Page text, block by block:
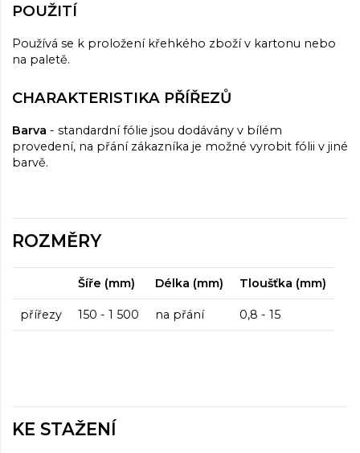
POUŽITÍ
Používá se k proložení křehkého zboží v kartonu nebo
na paletě.
CHARAKTERISTIKA PŘÍŘEZŮ
Barva - standardní fólie jsou dodávány v bílém
provedení, na přání zákazníka je možné vyrobit fólii v jiné
barvě.
ROZMĚRY
Šíře (mm) Délka (mm) Tloušťka (mm)
přířezy 150 - 1 500 na přání 0,8 - 15
KE STAŽENÍ